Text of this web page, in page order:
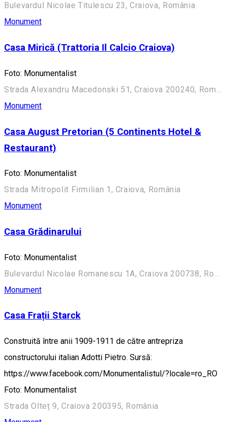
Bulevardul Nicolae Titulescu 23, Craiova, România
Monument
Casa Mirică (Trattoria Il Calcio Craiova)
Foto: Monumentalist
Monument
Casa August Pretorian (5 Continents Hotel &
Restaurant)
Foto: Monumentalist
Strada Mitropolit Firmilian 1, Craiova, România
Monument
Casa Grădinarului
Foto: Monumentalist
Monument
Casa Frații Starck
Construită între anii 1909-1911 de către antrepriza
constructorului italian Adotti Pietro. Sursă:
https://www.facebook.com/Monumentalistul/?locale=ro_RO
Foto: Monumentalist
Strada Olteț 9, Craiova 200395, România